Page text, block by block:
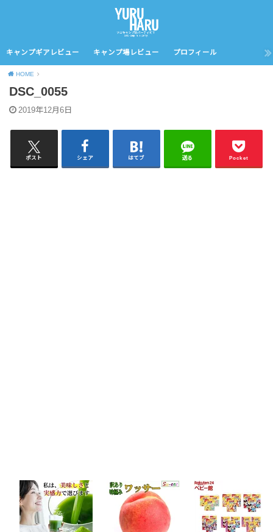
キャンプギアレビュー キャンプ場レビュー プロフィール
HOME
DSC_0055
2019年12月6日
ポスト シェア はてブ 送る Pocket